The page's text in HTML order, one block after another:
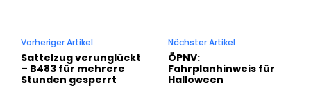
Vorheriger Artikel
Sattelzug verunglückt
– B483 für mehrere
Stunden gesperrt
Nächster Artikel
ÖPNV:
Fahrplanhinweis für
Halloween